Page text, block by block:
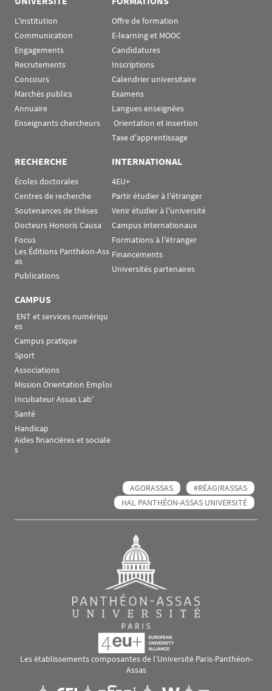
L'institution
Communication
Engagements
Recrutements
Concours
Marchés publics
Annuaire
Enseignants chercheurs
Offre de formation
E-learning et MOOC
Candidatures
Inscriptions
Calendrier universitaire
Examens
Langues enseignées
Orientation et insertion
Taxe d'apprentissage
RECHERCHE
Écoles doctorales
Centres de recherche
Soutenances de thèses
Docteurs Honoris Causa
Focus
Les Éditions Panthéon-Ass
as
Publications
INTERNATIONAL
4EU+
Partir étudier à l'étranger
Venir étudier à l'université
Campus internationaux
Formations à l'étranger
Financements
Universités partenaires
CAMPUS
es
Campus pratique
Sport
Associations
Mission Orientation Emploi
Incubateur Assas Lab'
Santé
Handicap
Aides financières et sociale
s
AGORASSAS
#RÉAGIRASSAS
HAL PANTHÉON-ASSAS UNIVERSITÉ
Les établissements composantes de l’Université Paris-Panthéon-
Assas